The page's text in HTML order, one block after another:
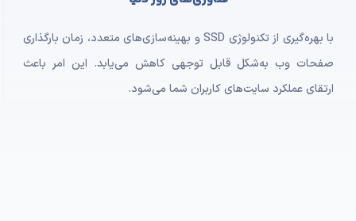
با بهره‌گیری از تکنولوژی SSD و بهینه‌سازی‌های متعدد، زمان بارگذاری
صفحات وب به‌شکل قابل توجهی کاهش می‌یابد. این امر باعث
ارتقای عملکرد سایت‌های کاربران شما می‌شود.